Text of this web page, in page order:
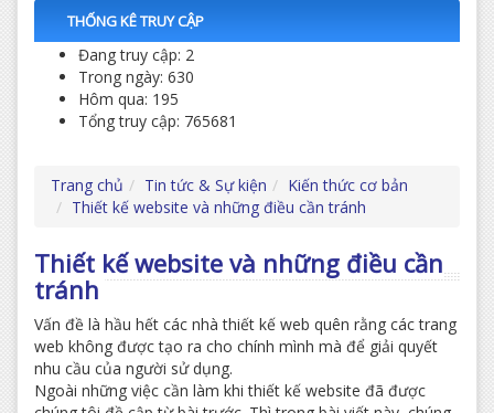
THỐNG KÊ TRUY CẬP
Đang truy cập: 2
Trong ngày: 630
Hôm qua: 195
Tổng truy cập: 765681
Trang chủ Tin tức & Sự kiện
Kiến thức cơ bản
Thiết kế website và những điều cần tránh
Thiết kế website và những điều cần
tránh
Vấn đề là hầu hết các nhà thiết kế web quên rằng các trang
web không được tạo ra cho chính mình mà để giải quyết
nhu cầu của người sử dụng.
Ngoài những việc cần làm khi thiết kế website đã được